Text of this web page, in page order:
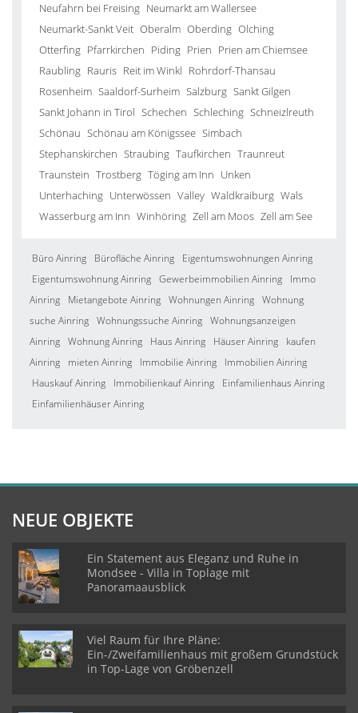
Neufahrn bei Freising Neumarkt am Wallersee
Neumarkt-Sankt Veit Oberalm Oberding Olching
Otterfing Pfarrkirchen Piding Prien Prien am Chiemsee
Raubling Rauris Reit im Winkl Rohrdorf-Thansau
Rosenheim Saaldorf-Surheim Salzburg Sankt Gilgen
Sankt Johann in Tirol Schechen Schleching Schneizlreuth
Schönau Schönau am Königssee Simbach
Stephanskirchen Straubing Taufkirchen Traunreut
Traunstein Trostberg Töging am Inn Unken
Unterhaching Unterwössen Valley Waldkraiburg Wals
Wasserburg am Inn Winhöring Zell am Moos Zell am See
Büro Ainring Bürofläche Ainring
Eigentumswohnungen Ainring
Eigentumswohnung Ainring Gewerbeimmobilien Ainring
Immo
Ainring
Mietangebote Ainring Wohnungen Ainring Wohnung
suche Ainring Wohnungssuche Ainring Wohnungsanzeigen
Ainring Wohnung Ainring Haus Ainring Häuser Ainring
kaufen
Ainring
mieten Ainring Immobilie Ainring
Immobilien Ainring
Hauskauf Ainring
Immobilienkauf Ainring
Einfamilienhaus Ainring
Einfamilienhäuser Ainring
NEUE OBJEKTE
Ein Statement aus Eleganz und Ruhe in
Mondsee - Villa in Toplage mit
Panoramaausblick
Viel Raum für Ihre Pläne:
Ein-/Zweifamilienhaus mit großem Grundstück
in Top-Lage von Gröbenzell